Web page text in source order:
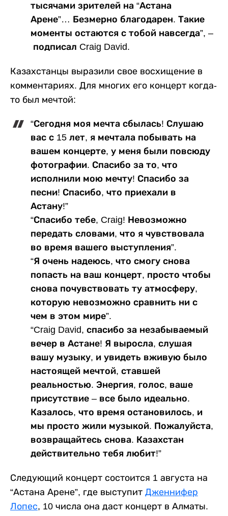
тысячами зрителей на “Астана
Арене”… Безмерно благодарен. Такие
моменты остаются с тобой навсегда”, –
подписал Craig David.
Казахстанцы выразили свое восхищение в
комментариях. Для многих его концерт когда-
то был мечтой:
“Сегодня моя мечта сбылась! Слушаю
вас с 15 лет, я мечтала побывать на
вашем концерте, у меня были повсюду
фотографии. Спасибо за то, что
исполнили мою мечту! Спасибо за
песни! Спасибо, что приехали в
Астану!”
“Спасибо тебе, Craig! Невозможно
передать словами, что я чувствовала
во время вашего выступления”.
“Я очень надеюсь, что смогу снова
попасть на ваш концерт, просто чтобы
снова почувствовать ту атмосферу,
которую невозможно сравнить ни с
чем в этом мире”.
“Craig David, спасибо за незабываемый
вечер в Астане! Я выросла, слушая
вашу музыку, и увидеть вживую было
настоящей мечтой, ставшей
реальностью. Энергия, голос, ваше
присутствие – все было идеально.
Казалось, что время остановилось, и
мы просто жили музыкой. Пожалуйста,
возвращайтесь снова. Казахстан
действительно тебя любит!”
Следующий концерт состоится 1 августа на
“Астана Арене”, где выступит Дженнифер
Лопес, 10 числа она даст концерт в Алматы.